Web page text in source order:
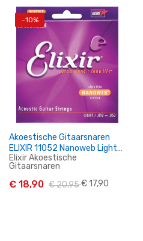
In Winkelwagen
-10%
Akoestische Gitaarsnaren
ELIXIR 11052 Nanoweb Light
.012/.053
Elixir Akoestische
Gitaarsnaren
€ 18,90 € 20,95€ 17,90